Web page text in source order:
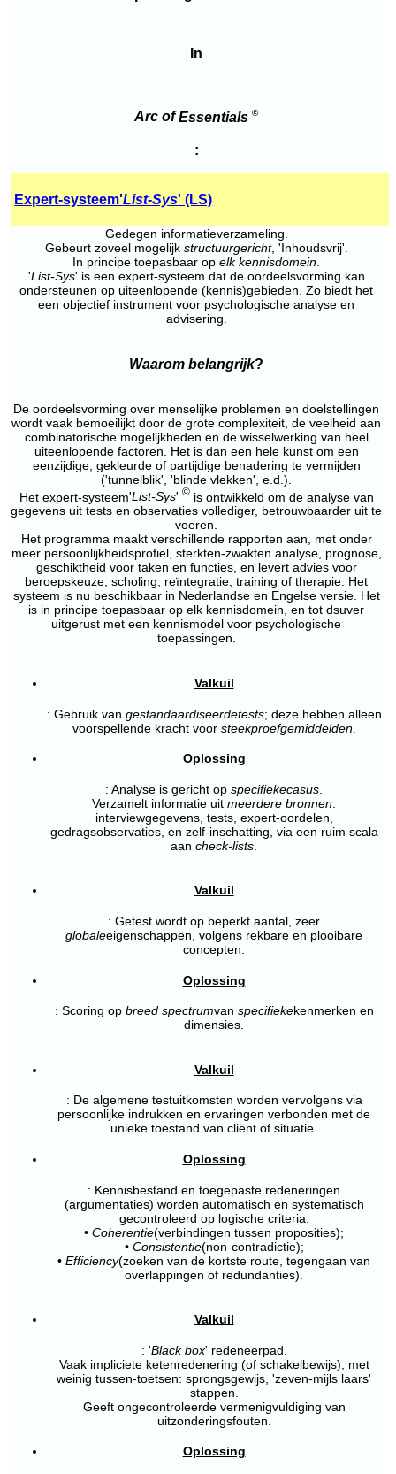
In
Arc of Essentials ©
:
Expert-systeem'List-Sys' (LS)
Gedegen informatieverzameling.
Gebeurt zoveel mogelijk structuurgericht, 'Inhoudsvrij'.
In principe toepasbaar op elk kennisdomein
'List-Sys' is een expert-systeem dat de oordeelsvorming kan
ondersteunen op uiteenlopende (kennis)gebieden. Zo biedt het
een objectief instrument voor psychologische analyse en
advisering.
Waarom belangrijk?
De oordeelsvorming over menselijke problemen en doelstellingen
wordt vaak bemoeilijkt door de grote complexiteit, de veelheid aan
combinatorische mogelijkheden en de wisselwerking van heel
uiteenlopende factoren. Het is dan een hele kunst om een
eenzijdige, gekleurde of partijdige benadering te vermijden
('tunnelblik', 'blinde vlekken', e.d.).
Het expert-systeem'List-Sys' ©is ontwikkeld om de analyse van
gegevens uit tests en observaties vollediger, betrouwbaarder uit te
voeren.
Het programma maakt verschillende rapporten aan, met onder
meer persoonlijkheidsprofiel, sterkten-zwakten analyse, prognose,
geschiktheid voor taken en functies, en levert advies voor
beroepskeuze, scholing, reïntegratie, training of therapie. Het
systeem is nu beschikbaar in Nederlandse en Engelse versie. Het
is in principe toepasbaar op elk kennisdomein, en tot dsuver
uitgerust met een kennismodel voor psychologische
toepassingen.
Valkuil
: Gebruik van gestandaardiseerdetests; deze hebben alleen
voorspellende kracht voor steekproefgemiddelden.
Oplossing
: Analyse is gericht op specifiekecasus
Verzamelt informatie uit meerdere bronnen:
interviewgegevens, tests, expert-oordelen,
gedragsobservaties, en zelf-inschatting, via een ruim scala
aan check-lists
Valkuil
: Getest wordt op beperkt aantal, zeer
globaleeigenschappen, volgens rekbare en plooibare
concepten.
Oplossing
: Scoring op breed spectrumvan specifiekekenmerken en
dimensies.
Valkuil
: De algemene testuitkomsten worden vervolgens via
persoonlijke indrukken en ervaringen verbonden met de
unieke toestand van cliënt of situatie.
Oplossing
: Kennisbestand en toegepaste redeneringen
(argumentaties) worden automatisch en systematisch
gecontroleerd op logische criteria:
• Coherentie(verbindingen tussen proposities);
• Consistentie(non-contradictie);
• Efficiency(zoeken van de kortste route, tegengaan van
overlappingen of redundanties).
Valkuil
: 'Black box' redeneerpad.
Vaak impliciete ketenredenering (of schakelbewijs), met
weinig tussen-toetsen: sprongsgewijs, 'zeven-mijls laars'
stappen.
Geeft ongecontroleerde vermenigvuldiging van
uitzonderingsfouten.
Oplossing